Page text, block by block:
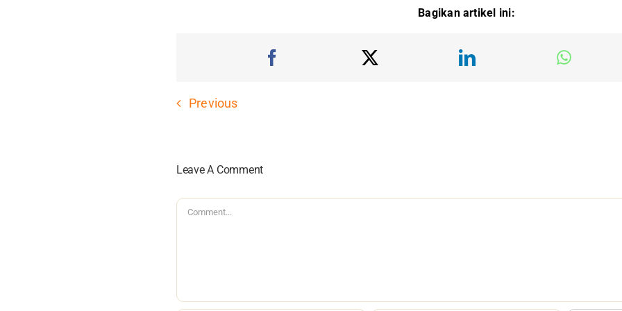
Bagikan artikel ini:
Previous
Leave A Comment
Comment